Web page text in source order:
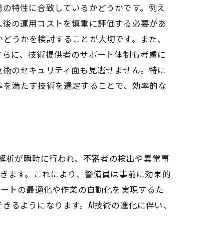
特性に合致しているかどうかです。例え
の運用コストを慎重に評価する必要があ
うかを検討することが大切です。また、
に、技術提供者のサポート体制も考慮に
のセキュリティ面も見逃せません。特に
満たす技術を選定することで、効率的な
析が瞬時に行われ、不審者の検出や異常事
ます。これにより、警備員は事前に効果的
トの最適化や作業の自動化を実現するた
ようになります。AI技術の進化に伴い、